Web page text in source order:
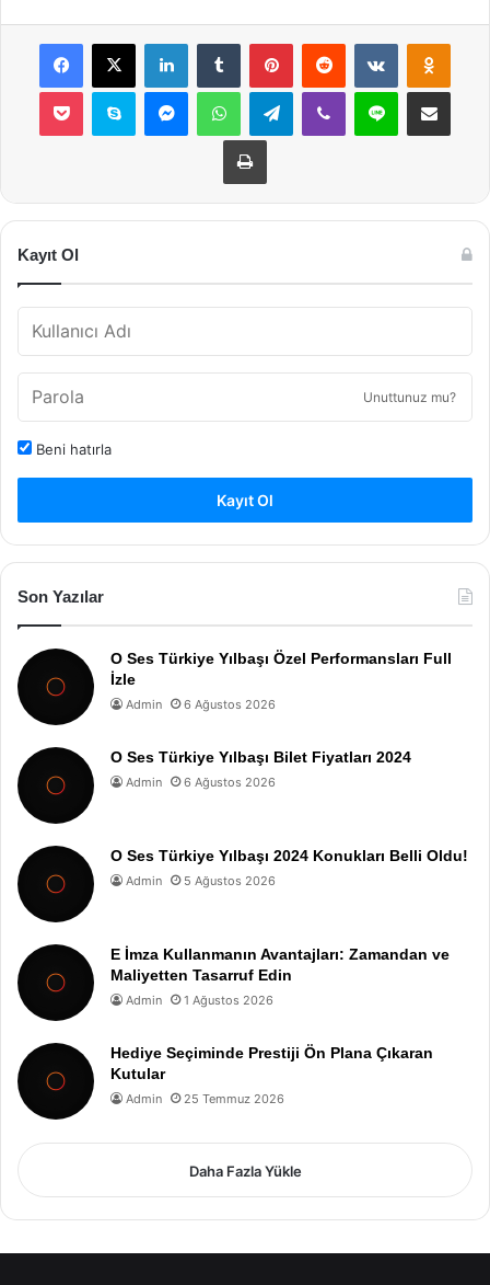
Facebook
X LinkedInTumblr PinterestReddit VKontakte
Pocket Skype MessengerWhatsAppTelegramViber Line E-Posta ile
Yazdır
Kayıt Ol
Unuttunuz mu?
Beni hatırla
Kayıt Ol
Son Yazılar
O Ses Türkiye Yılbaşı Özel Performansları Full
İzle
Admin 6 Ağustos 2026
O Ses Türkiye Yılbaşı Bilet Fiyatları 2024
Admin 6 Ağustos 2026
O Ses Türkiye Yılbaşı 2024 Konukları Belli Oldu!
Admin 5 Ağustos 2026
E İmza Kullanmanın Avantajları: Zamandan ve
Maliyetten Tasarruf Edin
Admin 1 Ağustos 2026
Hediye Seçiminde Prestiji Ön Plana Çıkaran
Kutular
Admin 25 Temmuz 2026
Daha Fazla Yükle